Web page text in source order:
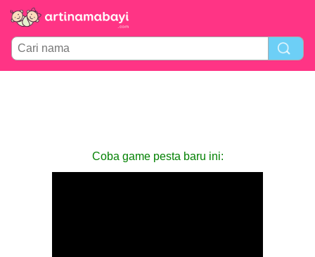
Coba game pesta baru ini: